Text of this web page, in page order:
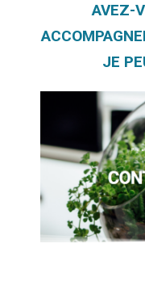
AVEZ-
JE